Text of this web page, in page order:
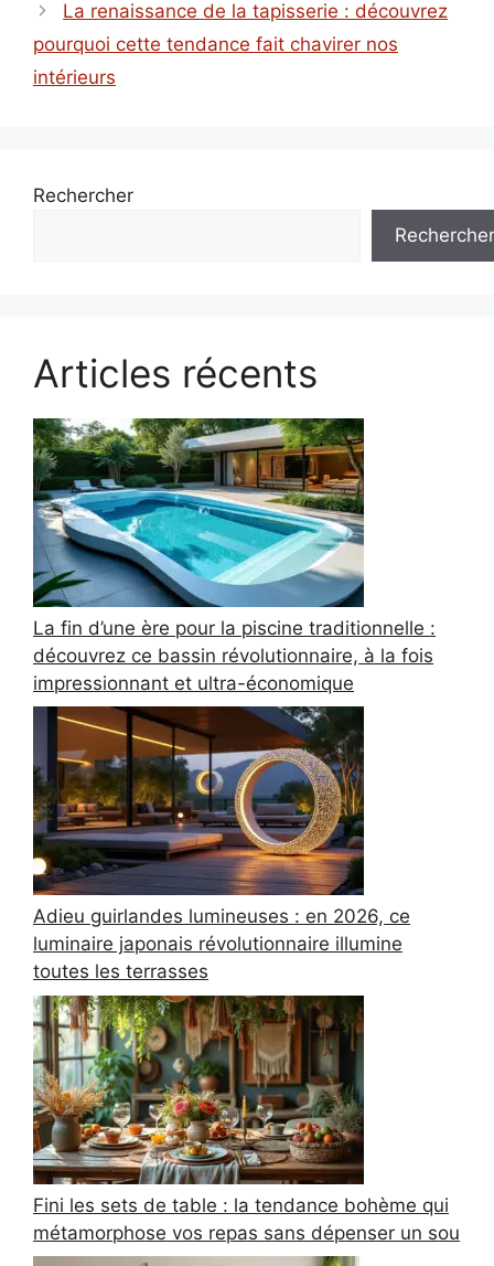
La renaissance de la tapisserie : découvrez
pourquoi cette tendance fait chavirer nos
intérieurs
Rechercher
Rechercher
Articles récents
La fin d’une ère pour la piscine traditionnelle :
découvrez ce bassin révolutionnaire, à la fois
impressionnant et ultra-économique
Adieu guirlandes lumineuses : en 2026, ce
luminaire japonais révolutionnaire illumine
toutes les terrasses
Fini les sets de table : la tendance bohème qui
métamorphose vos repas sans dépenser un sou